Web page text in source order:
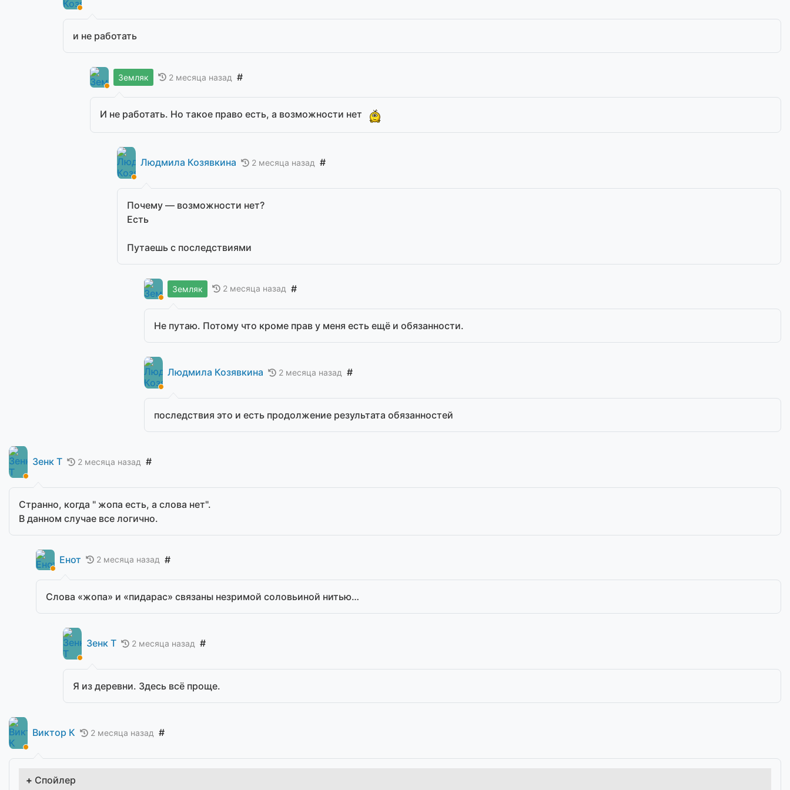
и не работать
Земляк 2 месяца назад #
И не работать. Но такое право есть, а возможности нет
Людмила Козявкина 2 месяца назад #
Почему — возможности нет?
Есть
Путаешь с последствиями
Земляк 2 месяца назад #
Не путаю. Потому что кроме прав у меня есть ещё и обязанности.
Людмила Козявкина 2 месяца назад #
последствия это и есть продолжение результата обязанностей
Зенк Т 2 месяца назад #
Странно, когда " жопа есть, а слова нет".
В данном случае все логично.
Енот 2 месяца назад #
Слова «жопа» и «пидарас» связаны незримой соловьиной нитью…
Зенк Т 2 месяца назад #
Я из деревни. Здесь всё проще.
Виктор К 2 месяца назад #
Спойлер